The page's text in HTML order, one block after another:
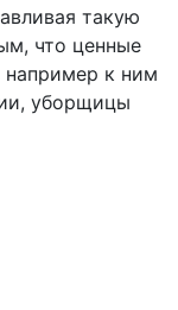
такую
что ценные
к ним
уборщицы